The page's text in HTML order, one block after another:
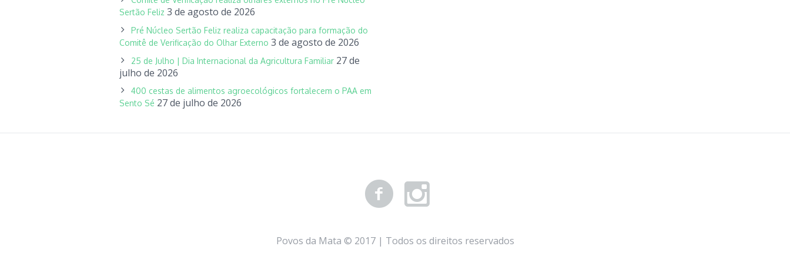
Sertão Feliz 3 de agosto de 2026
Pré Núcleo Sertão Feliz realiza capacitação para formação do
Comitê de Verificação do Olhar Externo 3 de agosto de 2026
25 de Julho | Dia Internacional da Agricultura Familiar 27 de
julho de 2026
400 cestas de alimentos agroecológicos fortalecem o PAA em
Sento Sé 27 de julho de 2026
Povos da Mata © 2017 | Todos os direitos reservados